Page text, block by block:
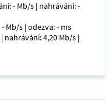
- Mb/s | nahrávání: -
Mb/s | odezva: - ms
nahrávání: 4,20 Mb/s |